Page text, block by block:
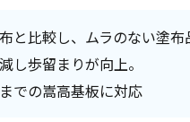
と比較し、ムラのない塗
し歩留まりが向上。
での嵩高基板に対応